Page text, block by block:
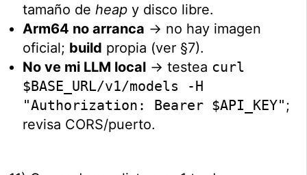
tamaño deheap y disco libre.
Arm64 no arranca → no hay imagen
oficial; build propia (ver §7).
No ve mi LLM local → testea curl
$BASE_URL/v1/models -H
"Authorization: Bearer $API_KEY";
revisa CORS/puerto.